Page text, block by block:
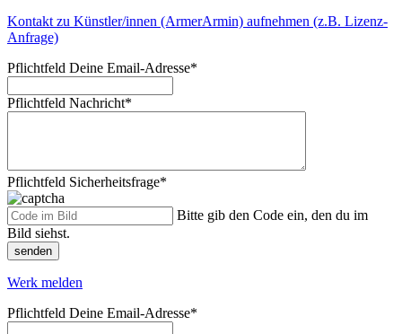
Kontakt zu Künstler/innen (ArmerArmin) aufnehmen (z.B. Lizenz-
Anfrage)
Pflichtfeld Deine Email-Adresse*
Pflichtfeld Nachricht*
Pflichtfeld Sicherheitsfrage*
Bitte gib den Code ein, den du im
Bild siehst.
senden
Werk melden
Pflichtfeld Deine Email-Adresse*